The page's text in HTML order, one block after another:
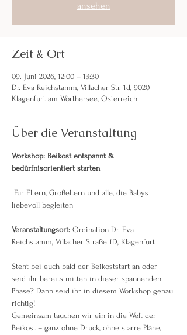
ansehen
Zeit & Ort
09. Juni 2026, 12:00 – 13:30
Dr. Eva Reichstamm, Villacher Str. 1d, 9020
Klagenfurt am Wörthersee, Österreich
Über die Veranstaltung
Workshop: Beikost entspannt &
bedürfnisorientiert starten
liebevoll begleiten
Veranstaltungsort: Ordination Dr. Eva
Reichstamm, Villacher Straße 1D, Klagenfurt
Steht bei euch bald der Beikoststart an oder
seid ihr bereits mitten in dieser spannenden
Phase? Dann seid ihr in diesem Workshop genau
richtig!
Gemeinsam tauchen wir ein in die Welt der
Beikost – ganz ohne Druck, ohne starre Pläne,